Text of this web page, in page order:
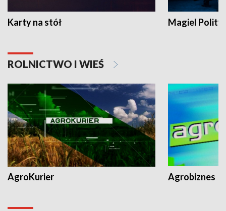
Karty na stół Magiel
ROLNICTWO I WIEŚ
AgroKurier Agrobiznes